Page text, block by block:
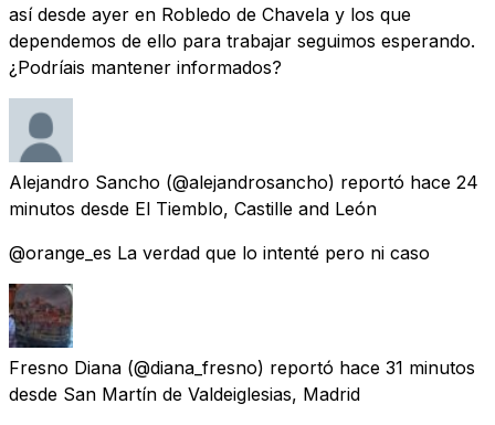
así desde ayer en Robledo de Chavela y los que
dependemos de ello para trabajar seguimos esperando.
¿Podríais mantener informados?
Alejandro Sancho (@alejandrosancho) reportó hace 24
minutos desde El Tiemblo, Castille and León
@orange_es La verdad que lo intenté pero ni caso
Fresno Diana (@diana_fresno) reportó hace 31 minutos
desde San Martín de Valdeiglesias, Madrid